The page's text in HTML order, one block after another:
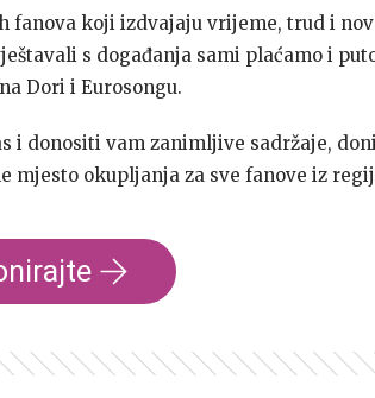
fanova koji izdvajaju vrijeme, trud i
s događanja sami plaćamo i
Dori i Eurosongu.
i donositi vam zanimljive sadržaje,
mjesto okupljanja za sve fanove iz